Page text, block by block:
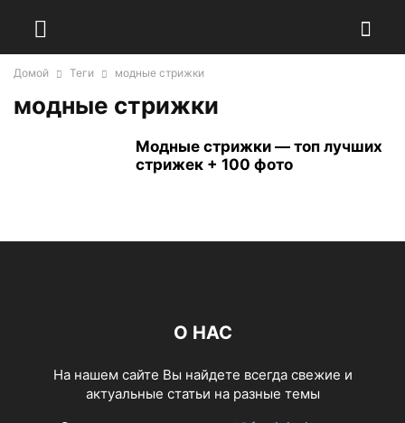
Домой Теги модные стрижки
модные стрижки
Модные стрижки — топ лучших
стрижек + 100 фото
О НАС
На нашем сайте Вы найдете всегда свежие и
актуальные статьи на разные темы